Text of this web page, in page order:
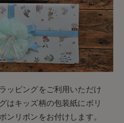
ッピングをご利用いただけ
はキッズ柄の包装紙にボリ
ンリボンをお付けします。